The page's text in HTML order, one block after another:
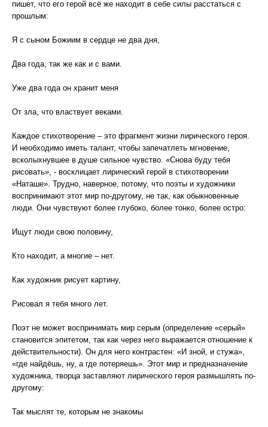
пишет, что его герой всё же находит в себе силы расстаться с
прошлым:
Я с сыном Божиим в сердце не два дня,
Два года, так же как и с вами.
Уже два года он хранит меня
От зла, что властвует веками.
Каждое стихотворение – это фрагмент жизни лирического героя.
И необходимо иметь талант, чтобы запечатлеть мгновение,
всколыхнувшее в душе сильное чувство. «Снова буду тебя
рисовать», - восклицает лирический герой в стихотворении
«Наташе». Трудно, наверное, потому, что поэты и художники
воспринимают этот мир по-другому, не так, как обыкновенные
люди. Они чувствуют более глубоко, более тонко, более остро:
Ищут люди свою половину,
Кто находит, а многие – нет.
Как художник рисует картину,
Рисовал я тебя много лет.
Поэт не может воспринимать мир серым (определение «серый»
становится эпитетом, так как через него выражается отношение к
действительности). Он для него контрастен: «И зной, и стужа»,
«где найдёшь, ну, а где потеряешь». Этот мир и предназначение
художника, творца заставляют лирического героя размышлять по-
другому:
Так мыслят те, которым не знакомы